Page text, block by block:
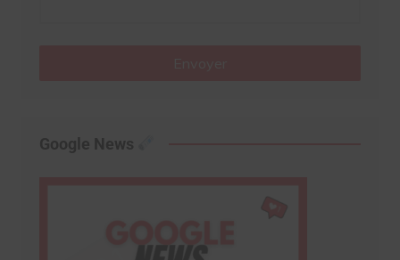
Google News